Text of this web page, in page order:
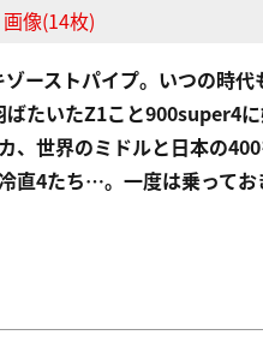
画像(14枚)
ーストパイプ。いつの時
たいたZ1こと900super4
、世界のミドルと日本の
直4たち…。一度は乗って